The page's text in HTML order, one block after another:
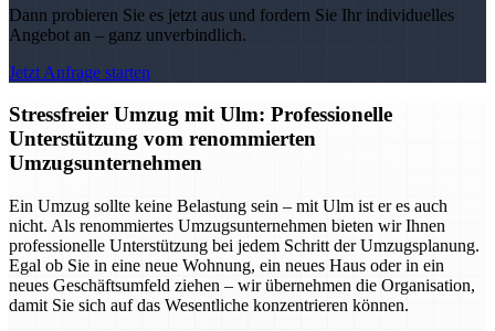
Dann probieren Sie es jetzt aus und fordern Sie Ihr individuelles
Angebot an – ganz unverbindlich.
Jetzt Anfrage starten
Stressfreier Umzug mit Ulm: Professionelle
Unterstützung vom renommierten
Umzugsunternehmen
Ein Umzug sollte keine Belastung sein – mit Ulm ist er es auch
nicht. Als renommiertes Umzugsunternehmen bieten wir Ihnen
professionelle Unterstützung bei jedem Schritt der Umzugsplanung.
Egal ob Sie in eine neue Wohnung, ein neues Haus oder in ein
neues Geschäftsumfeld ziehen – wir übernehmen die Organisation,
damit Sie sich auf das Wesentliche konzentrieren können.